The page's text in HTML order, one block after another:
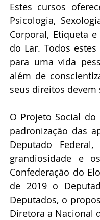
Estes cursos
Psicologia,
Corporal, Etiqueta
do Lar. Todos
para uma vida
além de
seus direitos devem
O Projeto Social do
padronização das
Deputado
grandiosidade e
Confederação do
de 2019 o
Deputados, o
Diretora a Nacional